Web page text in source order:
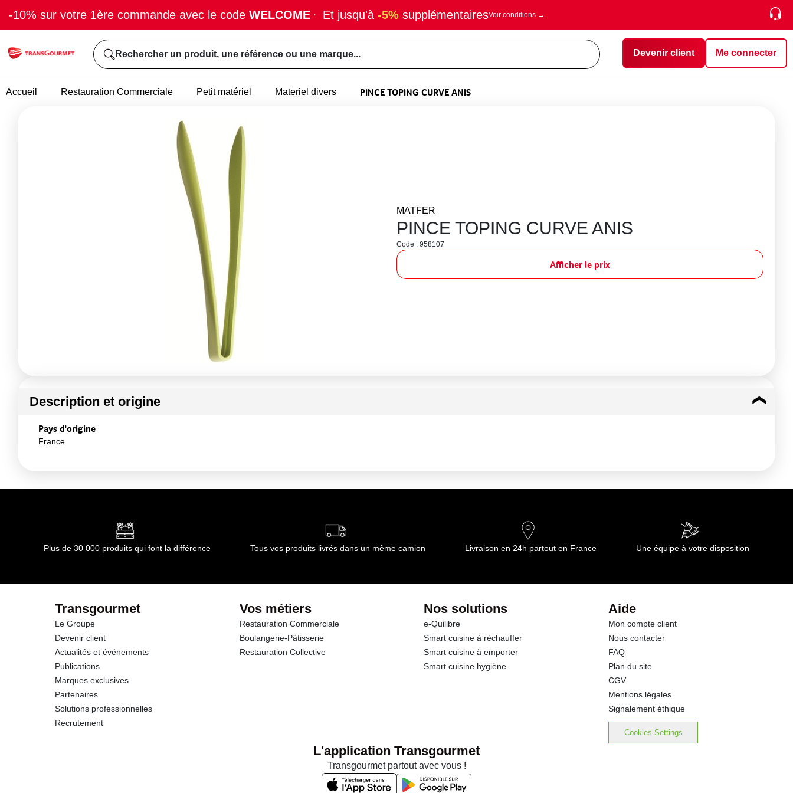
-10% sur votre 1ère commande avec le code WELCOME · Et jusqu'à -5% supplémentairesVoir conditions →
Rechercher un produit, une référence ou une marque... Devenir client Me connecter
Accueil Restauration Commerciale Petit matériel Materiel divers PINCE TOPING CURVE ANIS
MATFER
PINCE TOPING CURVE ANIS
Code : 958107
Afficher le prix
Description et origine
Pays d'origine
France
Plus de 30 000 produits qui font la différence Tous vos produits livrés dans un même camion Livraison en 24h partout en France Une équipe à votre disposition
Transgourmet
Le Groupe
Devenir client
Actualités et événements
Publications
Marques exclusives
Partenaires
Solutions professionnelles
Recrutement
Vos métiers
Restauration Commerciale
Boulangerie-Pâtisserie
Restauration Collective
Nos solutions
e-Quilibre
Smart cuisine à réchauffer
Smart cuisine à emporter
Smart cuisine hygiène
Aide
Mon compte client
Nous contacter
FAQ
Plan du site
CGV
Mentions légales
Signalement éthique
Cookies Settings
L'application Transgourmet
Transgourmet partout avec vous !